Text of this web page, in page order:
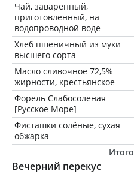
Чай, заваренный,
приготовленный, на
водопроводной воде
Хлеб пшеничный из муки
высшего сорта
Масло сливочное 72,5%
жирности, крестьянское
Форель Слабосоленая
[Русское Море]
Фисташки солёные, сухая
обжарка
Итого
Вечерний перекус